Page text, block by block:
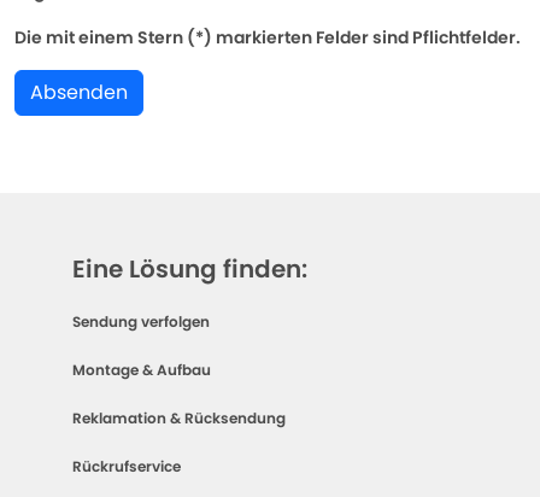
Die mit einem Stern (*) markierten Felder sind Pflichtfelder.
Absenden
Eine Lösung finden:
Sendung verfolgen
Montage & Aufbau
Reklamation & Rücksendung
Rückrufservice